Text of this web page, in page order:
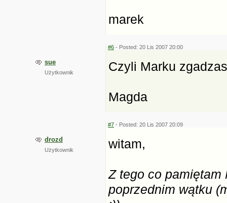
marek
sue
Użytkownik
#6 - Posted: 20 Lis 2007 20:00
Czyli Marku
Magda
drozd
Użytkownik
#7 - Posted: 20 Lis 2007 20:09
witam,
Z tego co pamiętam
poprzednim wątku